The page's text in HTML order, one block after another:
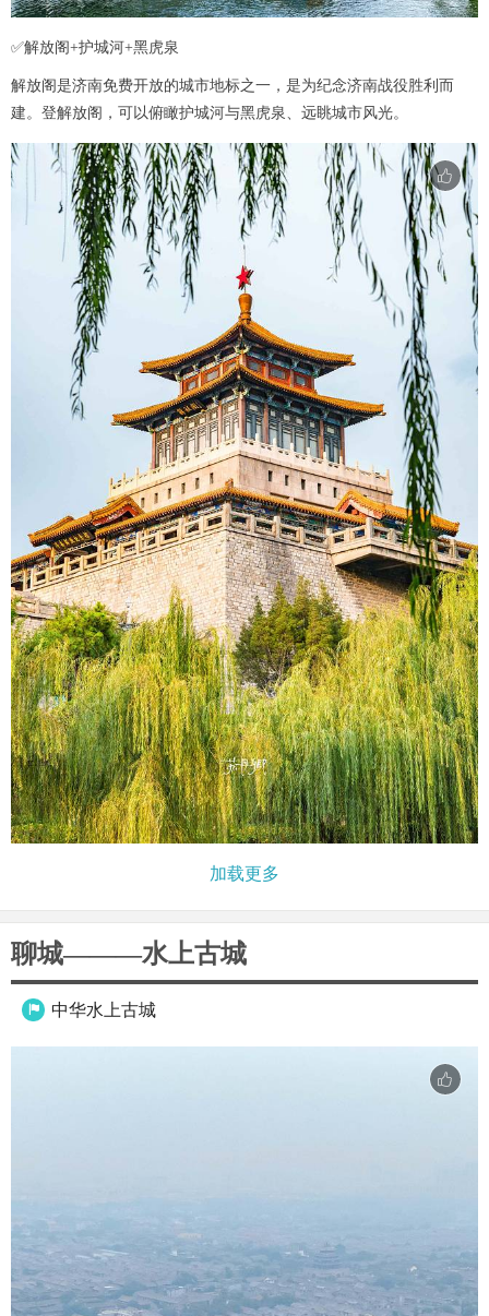
✅解放阁+护城河+黑虎泉
解放阁是济南免费开放的城市地标之一，是为纪念济南战役胜利而
建。登解放阁，可以俯瞰护城河与黑虎泉、远眺城市风光。
加载更多
聊城———水上古城
 中华水上古城